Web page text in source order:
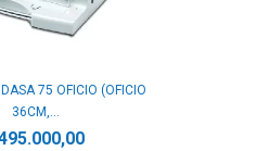
75 OFICIO (OFICIO
36CM,...